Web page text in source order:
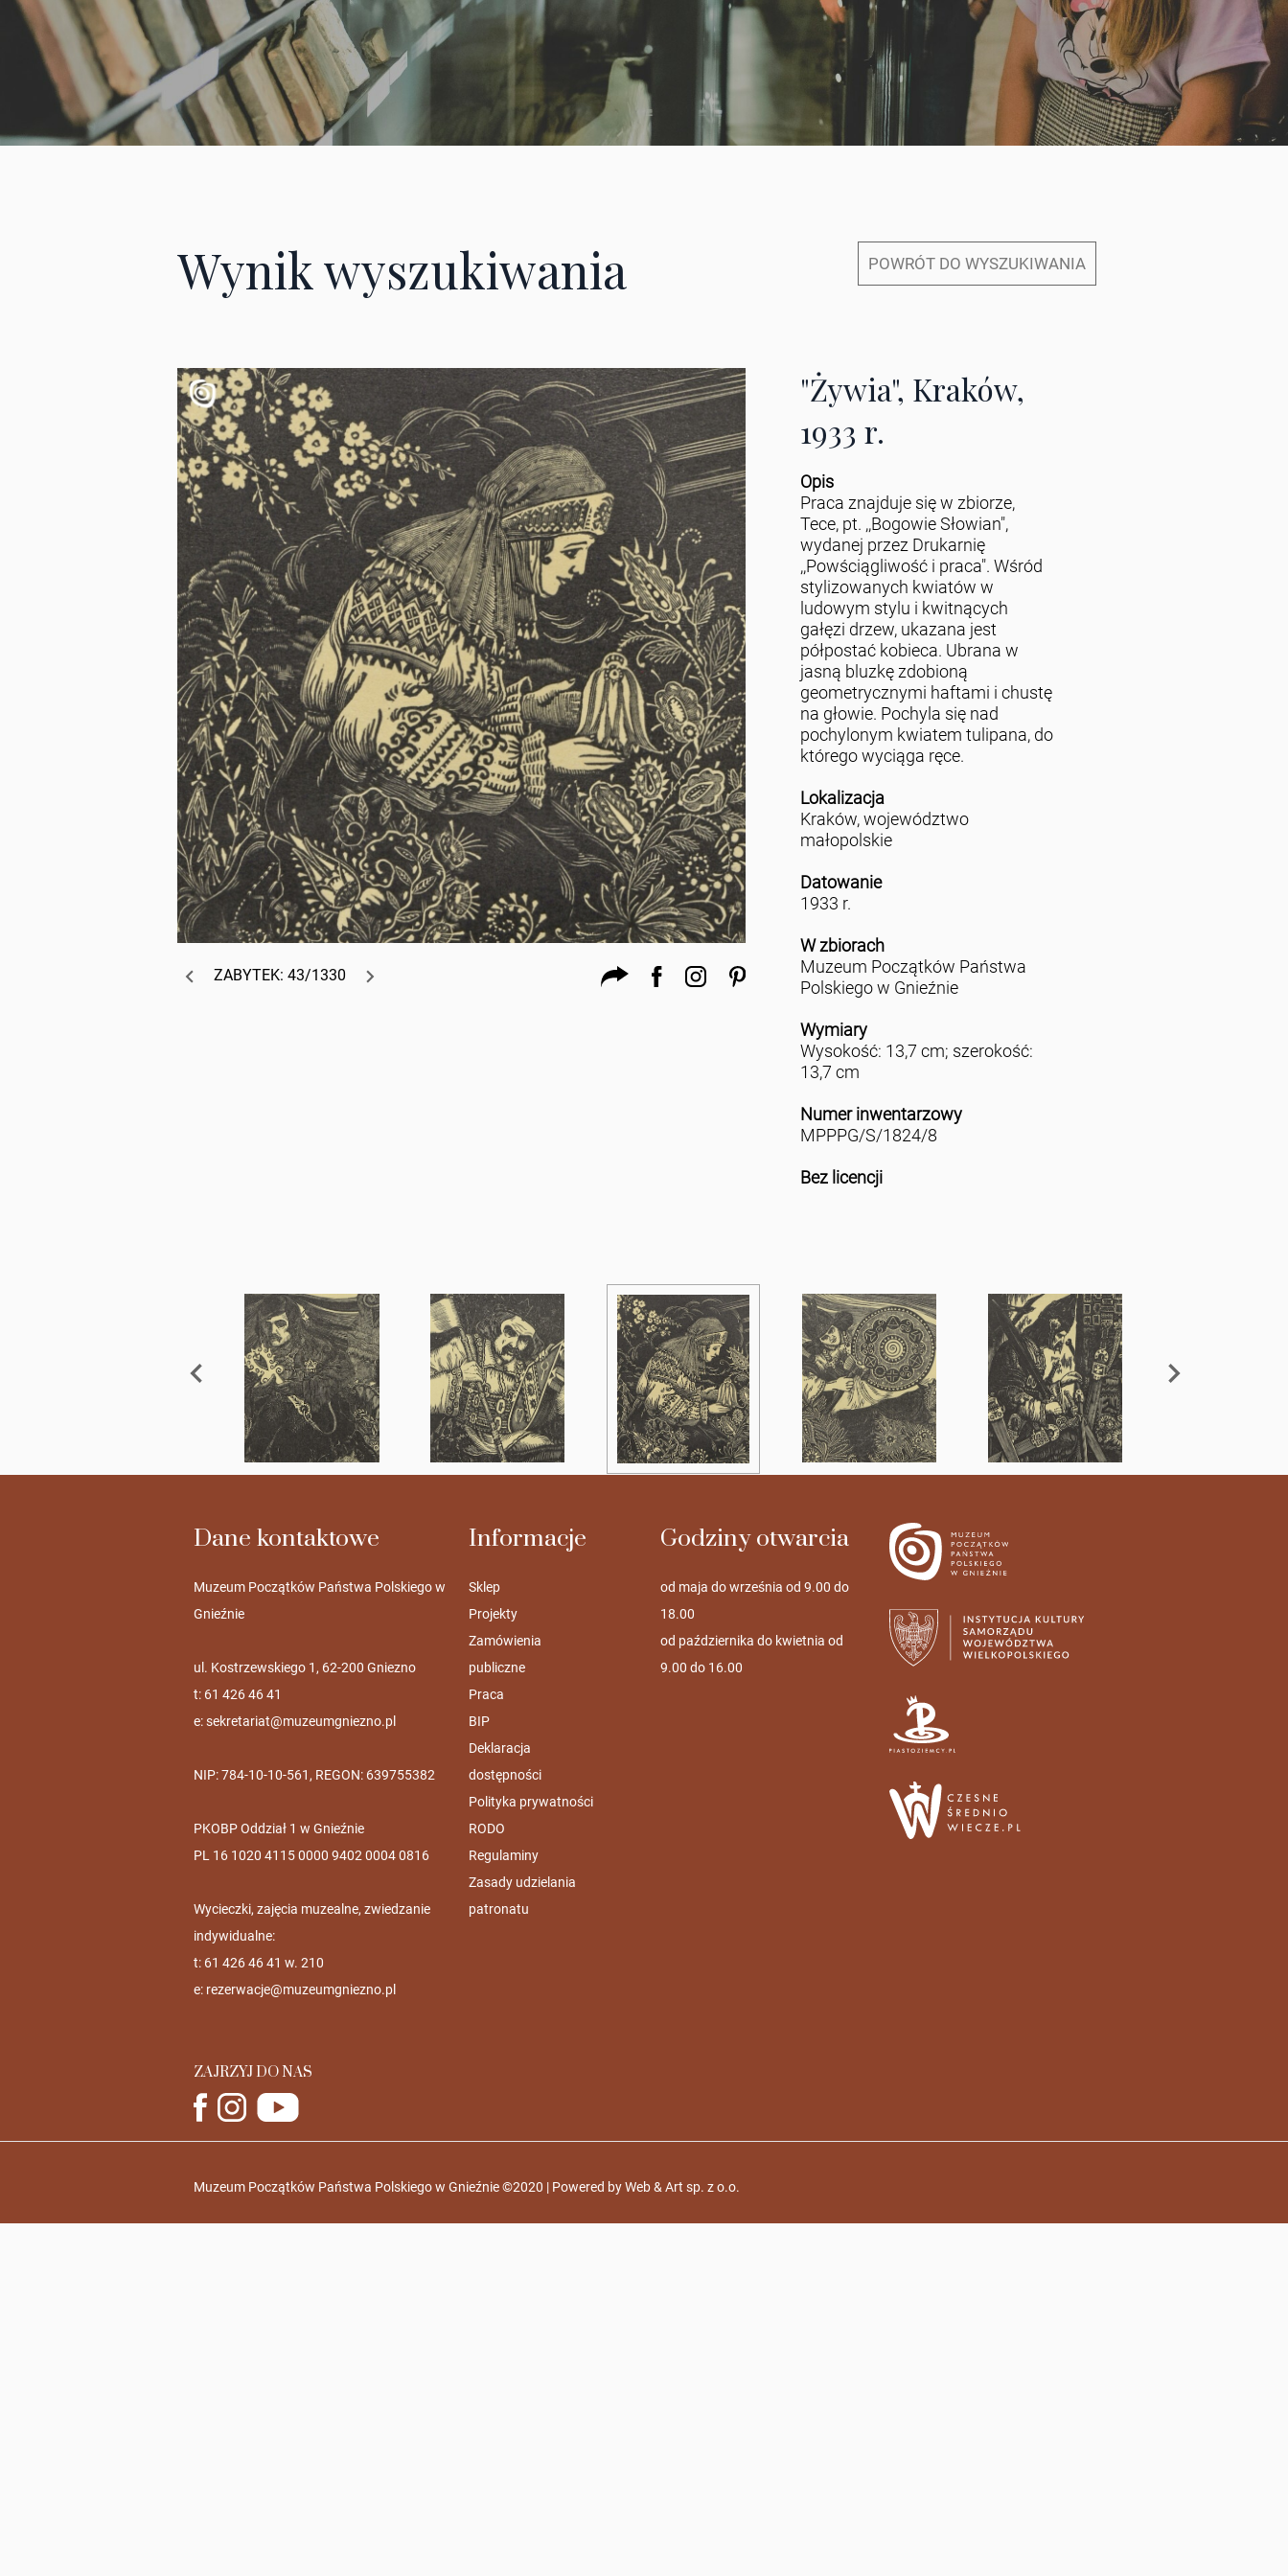
Wynik wyszukiwania POWRÓT DO WYSZUKIWANIA
ZABYTEK: 43/1330
"Żywia", Kraków,
1933 r.
Opis
Praca znajduje się w zbiorze,
Tece, pt. ,,Bogowie Słowian",
wydanej przez Drukarnię
,,Powściągliwość i praca". Wśród
stylizowanych kwiatów w
ludowym stylu i kwitnących
gałęzi drzew, ukazana jest
półpostać kobieca. Ubrana w
jasną bluzkę zdobioną
geometrycznymi haftami i chustę
na głowie. Pochyla się nad
pochylonym kwiatem tulipana, do
którego wyciąga ręce.
Lokalizacja
Kraków, województwo
małopolskie
Datowanie
1933 r.
W zbiorach
Muzeum Początków Państwa
Polskiego w Gnieźnie
Wymiary
Wysokość: 13,7 cm; szerokość:
13,7 cm
Numer inwentarzowy
MPPPG/S/1824/8
Bez licencji
Dane kontaktowe
Muzeum Początków Państwa Polskiego w
Gnieźnie
ul. Kostrzewskiego 1, 62-200 Gniezno
t: 61 426 46 41
e:sekretariat@muzeumgniezno.pl
NIP: 784-10-10-561, REGON: 639755382
PKOBP Oddział 1 w Gnieźnie
PL 16 1020 4115 0000 9402 0004 0816
Wycieczki, zajęcia muzealne, zwiedzanie
indywidualne:
t: 61 426 46 41 w. 210
e: rezerwacje@muzeumgniezno.pl
ZAJRZYJ DO NAS
Informacje
Sklep
Projekty
Zamówienia
publiczne
Praca
BIP
Deklaracja
dostępności
Polityka prywatności
RODO
Regulaminy
Zasady udzielania
patronatu
Godziny otwarcia
od maja do września od 9.00 do
18.00
od października do kwietnia od
9.00 do 16.00
Muzeum Początków Państwa Polskiego w Gnieźnie ©2020 | Powered byWeb & Art sp. z o.o.